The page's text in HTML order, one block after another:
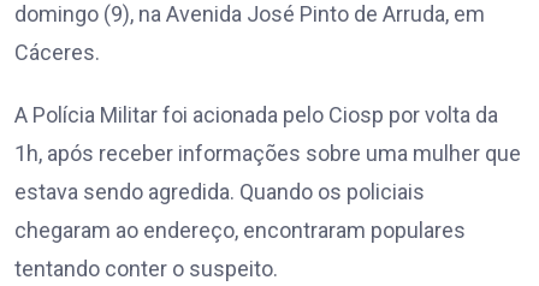
domingo (9), na Avenida José Pinto de Arruda, em
Cáceres.
A Polícia Militar foi acionada pelo Ciosp por volta da
1h, após receber informações sobre uma mulher que
estava sendo agredida. Quando os policiais
chegaram ao endereço, encontraram populares
tentando conter o suspeito.